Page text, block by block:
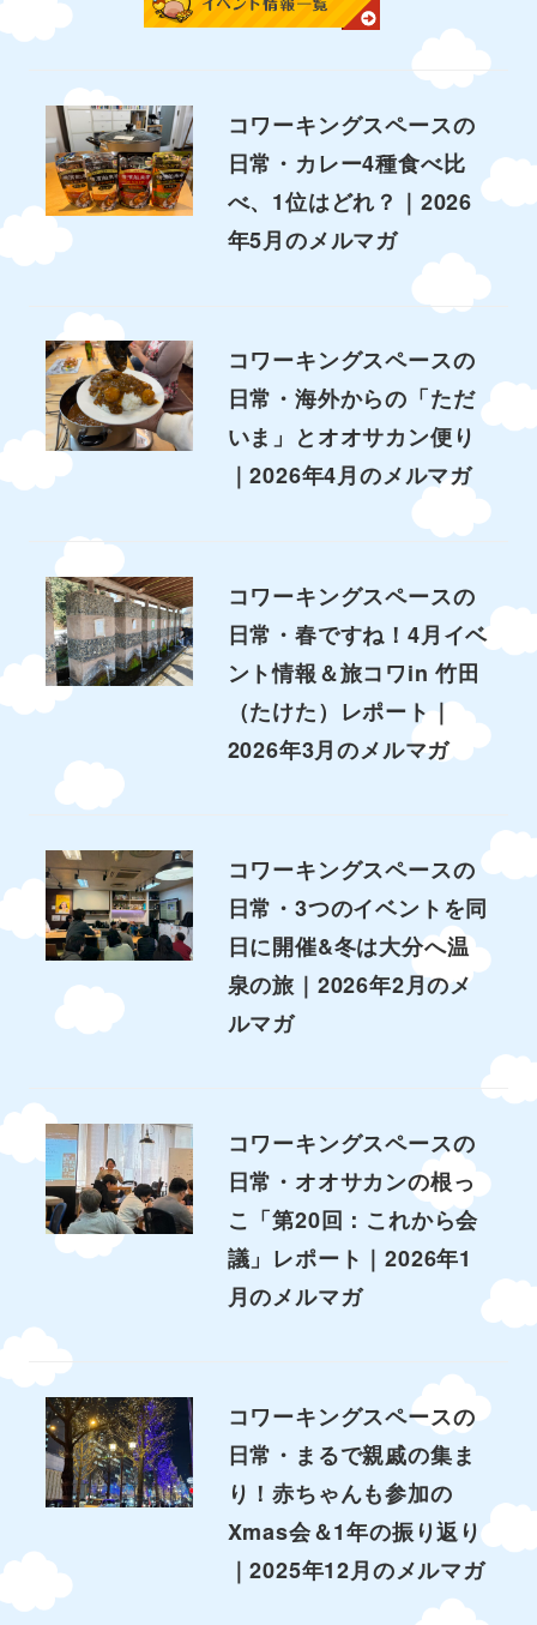
コワーキングスペースの
日常・カレー4種食べ比
べ、1位はどれ？｜2026
年5月のメルマガ
コワーキングスペースの
日常・海外からの「ただ
いま」とオオサカン便り
｜2026年4月のメルマガ
コワーキングスペースの
日常・春ですね！4月イベ
ント情報＆旅コワin 竹田
（たけた）レポート｜
2026年3月のメルマガ
コワーキングスペースの
日常・3つのイベントを同
日に開催&冬は大分へ温
泉の旅｜2026年2月のメ
ルマガ
コワーキングスペースの
日常・オオサカンの根っ
こ「第20回：これから会
議」レポート｜2026年1
月のメルマガ
コワーキングスペースの
日常・まるで親戚の集ま
り！赤ちゃんも参加の
Xmas会＆1年の振り返り
｜2025年12月のメルマガ